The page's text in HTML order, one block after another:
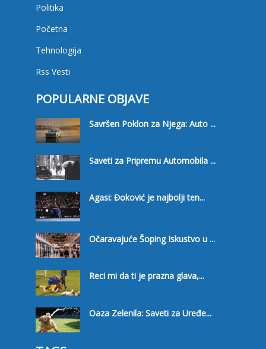
Politika
Početna
Tehnologija
Rss Vesti
POPULARNE OBJAVE
Savršen Poklon za Njega: Auto ...
Saveti za Pripremu Automobila ...
Agasi: Đoković je najbolji ten...
Očaravajuće Šoping Iskustvo u ...
Reci mi da ti je prazna glava,...
Oaza Zelenila: Saveti za Uređe...